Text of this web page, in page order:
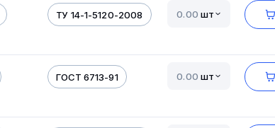
ТУ 14-1-5120-2008 шт
ГОСТ 6713-91 шт